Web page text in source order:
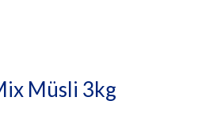
Müsli 3kg